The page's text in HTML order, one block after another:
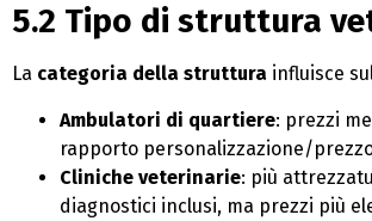
5.2 Tipo di struttura
La categoria della struttura influisce
Ambulatori di quartiere: prezzi
rapporto personalizzazione/
Cliniche veterinarie: più
diagnostici inclusi, ma prezzi più